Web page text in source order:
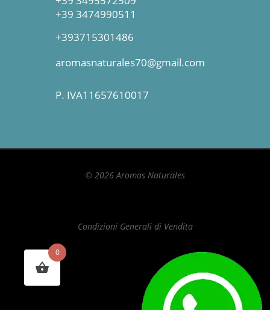
+39 3474990511
+393715301486
aromasnaturales70@gmail.com
P. IVA11657610017
© 2026 Aromas Naturales
Condizioni Generali di Vendita
0